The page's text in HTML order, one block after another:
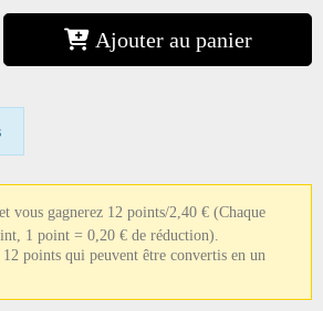
Ajouter au panier
vous gagnerez 12 points/2,40 € (Chaque
1 point = 0,20 € de réduction).
points qui peuvent être convertis en un